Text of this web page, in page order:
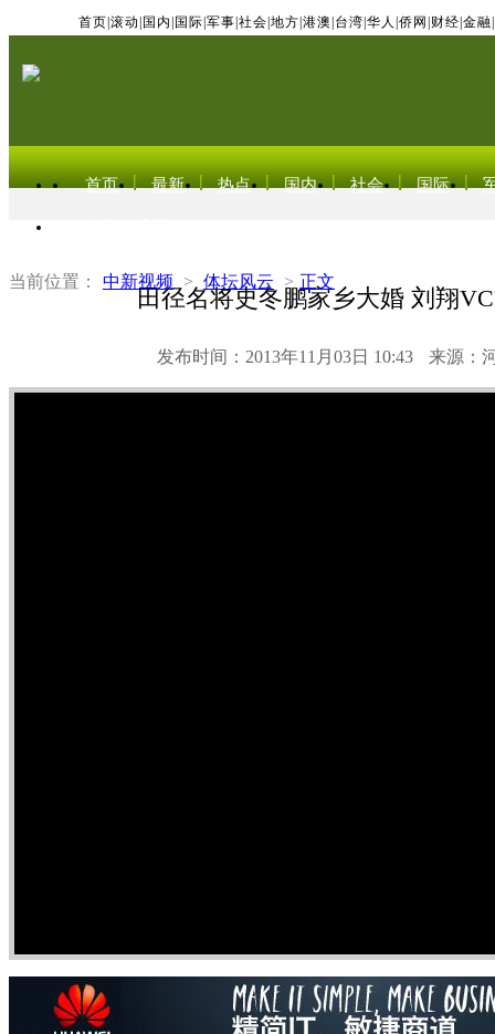
首页 滚动 国内 国际 军事 社会 地方 港澳 台湾 华人 侨网 财经 金融
首页 最新 热点 国内 社会 国际
当前位置： 中新视频 > 体坛风云 > 正文
田径名将史冬鹏家乡大婚 刘翔
发布时间：2013年11月03日 10:43 来源：